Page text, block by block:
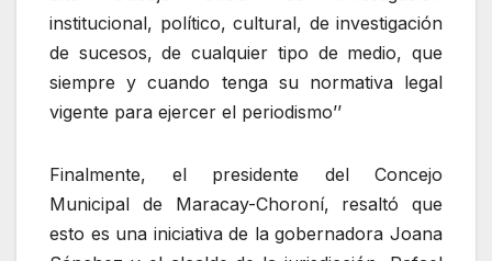
institucional, político, cultural, de investigación
de sucesos, de cualquier tipo de medio, que
siempre y cuando tenga su normativa legal
vigente para ejercer el periodismo’’
Finalmente, el presidente del Concejo
Municipal de Maracay-Choroní, resaltó que
esto es una iniciativa de la gobernadora Joana